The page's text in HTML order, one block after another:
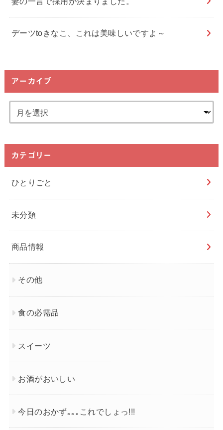
デーツtoきなこ、これは美味しいですよ～
アーカイブ
カテゴリー
ひとりごと
未分類
商品情報
その他
食の必需品
スイーツ
お酒がおいしい
今日のおかず｡｡｡これでしょっ!!!